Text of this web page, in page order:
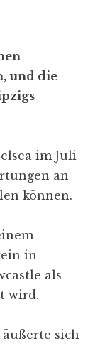
und die
im Juli
an
können.
in
als
wird.
sich